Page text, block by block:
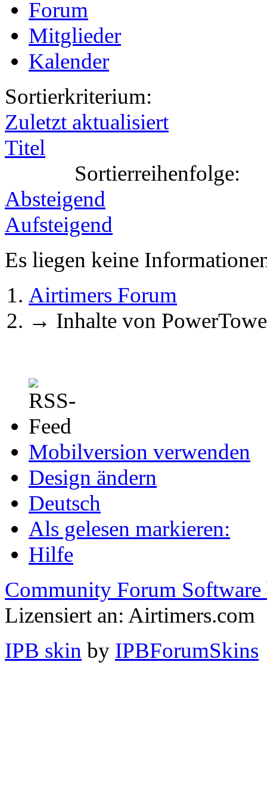
Forum
Mitglieder
Kalender
Sortierkriterium:
Zuletzt aktualisiert
Titel
Sortierreihenfolge:
Absteigend
Aufsteigend
Es liegen keine
Airtimers Forum
→ Inhalte von
Mobilversion verwenden
Design ändern
Deutsch
Als gelesen markieren:
Hilfe
Community Forum Software
Lizensiert an: Airtimers.com
IPB skin by IPBForumSkins